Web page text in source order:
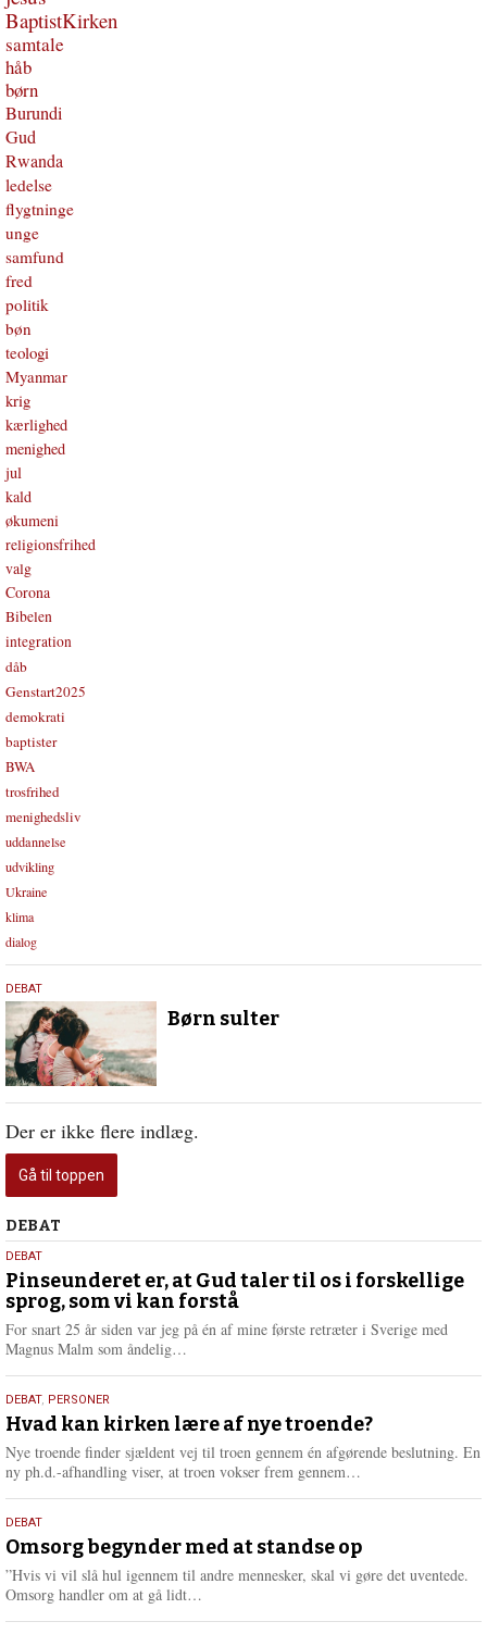
BaptistKirken
samtale
håb
børn
Burundi
Gud
Rwanda
ledelse
flygtninge
unge
samfund
fred
politik
bøn
teologi
Myanmar
krig
kærlighed
menighed
jul
kald
økumeni
religionsfrihed
valg
Corona
Bibelen
integration
dåb
Genstart2025
demokrati
baptister
BWA
trosfrihed
menighedsliv
uddannelse
udvikling
Ukraine
klima
dialog
6.
december
2018
DEBAT
Børn sulter
Der er ikke flere indlæg.
Gå til toppen
Debat
DEBAT
5.
august
2026
DEBAT
Pinseunderet er, at Gud taler til os i forskellige
sprog, som vi kan forstå
For snart 25 år siden var jeg på én af mine første retræter i Sverige med
Magnus Malm som åndelig…
e
r
e
25.
juli
2026
DEBAT, PERSONER
Hvad kan kirken lære af nye troende?
Nye troende finder sjældent vej til troen gennem én afgørende beslutning. En
ny ph.d.-afhandling viser, at troen vokser frem gennem…
e
r
e
9.
juli
2026
DEBAT
Omsorg begynder med at standse op
”Hvis vi vil slå hul igennem til andre mennesker, skal vi gøre det uventede.
Omsorg handler om at gå lidt…